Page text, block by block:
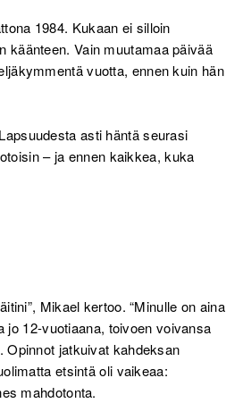
1984. Kukaan ei silloin
käänteen. Vain muutamaa päivää
vuotta, ennen kuin hän
asti häntä seurasi
– ja ennen kaikkea, kuka
Mikael kertoo. “Minulle on aina
jo 12-vuotiaana, toivoen voivansa
Opinnot jatkuivat kahdeksan
etsintä oli vaikeaa:
mahdotonta.